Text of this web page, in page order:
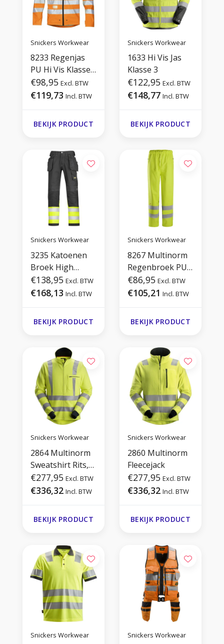
Snickers Workwear
8233 Regenjas
PU Hi Vis Klasse
3
€98,95 Excl. BTW
€119,73 Incl. BTW
BEKIJK PRODUCT
Snickers Workwear
1633 Hi Vis Jas
Klasse 3
€122,95 Excl. BTW
€148,77 Incl. BTW
BEKIJK PRODUCT
Snickers Workwear
3235 Katoenen
Broek High
Visibility Klasse 1
€138,95 Excl. BTW
€168,13 Incl. BTW
BEKIJK PRODUCT
Snickers Workwear
8267 Multinorm
Regenbroek PU,
Hi-Vis
€86,95 Excl. BTW
€105,21 Incl. BTW
BEKIJK PRODUCT
Snickers Workwear
2864 Multinorm
Sweatshirt Rits,
Hi-Vis
€277,95 Excl. BTW
€336,32 Incl. BTW
BEKIJK PRODUCT
Snickers Workwear
2860 Multinorm
Fleecejack
€277,95 Excl. BTW
€336,32 Incl. BTW
BEKIJK PRODUCT
Snickers Workwear Snickers Workwear